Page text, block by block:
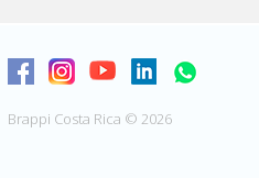
Brappi Costa Rica © 2026